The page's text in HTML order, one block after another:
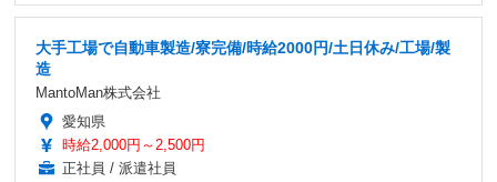
大手工場で自動車製造/寮完備/時給2000円/土日休み/工場/製
造
MantoMan株式会社
愛知県
時給2,000円～2,500円
正社員 / 派遣社員